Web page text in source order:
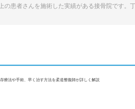
患者さんを施術した実績がある接骨院です
療法や手術、早く治す方法を柔道整復師が詳しく解説